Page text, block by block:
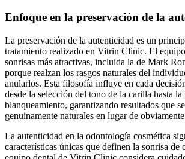
Enfoque en la preservación de la
La preservación de la autenticidad es un
tratamiento realizado en Vitrin Clinic. El
sonrisas más atractivas, incluida la de Mark
porque realzan los rasgos naturales del
anularlos. Esta filosofía influye en cada
desde la selección del tono de la carilla hasta la
blanqueamiento, garantizando resultados que
genuinamente naturales en lugar de
La autenticidad en la odontología cosmética
características únicas que definen la sonrisa de